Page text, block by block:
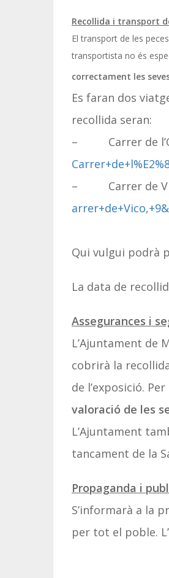
Recollida i transport
El transport de les
transportista no és
correctament les
Es faran dos
recollida seran:
– Carrer de
– Carrer de
Qui vulgui podrà
La data de
Assegurances i
L’Ajuntament de
cobrirà la
de l’exposició.
valoració de les
L’Ajuntament
tancament de la
Propaganda i
S’informarà a la
per tot el poble.